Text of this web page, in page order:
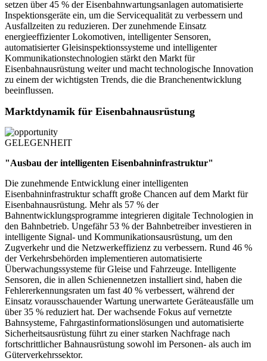
setzen über 45 % der Eisenbahnwartungsanlagen automatisierte
Inspektionsgeräte ein, um die Servicequalität zu verbessern und
Ausfallzeiten zu reduzieren. Der zunehmende Einsatz
energieeffizienter Lokomotiven, intelligenter Sensoren,
automatisierter Gleisinspektionssysteme und intelligenter
Kommunikationstechnologien stärkt den Markt für
Eisenbahnausrüstung weiter und macht technologische Innovation
zu einem der wichtigsten Trends, die die Branchenentwicklung
beeinflussen.
Marktdynamik für Eisenbahnausrüstung
GELEGENHEIT
"Ausbau der intelligenten Eisenbahninfrastruktur"
Die zunehmende Entwicklung einer intelligenten
Eisenbahninfrastruktur schafft große Chancen auf dem Markt für
Eisenbahnausrüstung. Mehr als 57 % der
Bahnentwicklungsprogramme integrieren digitale Technologien in
den Bahnbetrieb. Ungefähr 53 % der Bahnbetreiber investieren in
intelligente Signal- und Kommunikationsausrüstung, um den
Zugverkehr und die Netzwerkeffizienz zu verbessern. Rund 46 %
der Verkehrsbehörden implementieren automatisierte
Überwachungssysteme für Gleise und Fahrzeuge. Intelligente
Sensoren, die in allen Schienennetzen installiert sind, haben die
Fehlererkennungsraten um fast 40 % verbessert, während der
Einsatz vorausschauender Wartung unerwartete Geräteausfälle um
über 35 % reduziert hat. Der wachsende Fokus auf vernetzte
Bahnsysteme, Fahrgastinformationslösungen und automatisierte
Sicherheitsausrüstung führt zu einer starken Nachfrage nach
fortschrittlicher Bahnausrüstung sowohl im Personen- als auch im
Güterverkehrssektor.